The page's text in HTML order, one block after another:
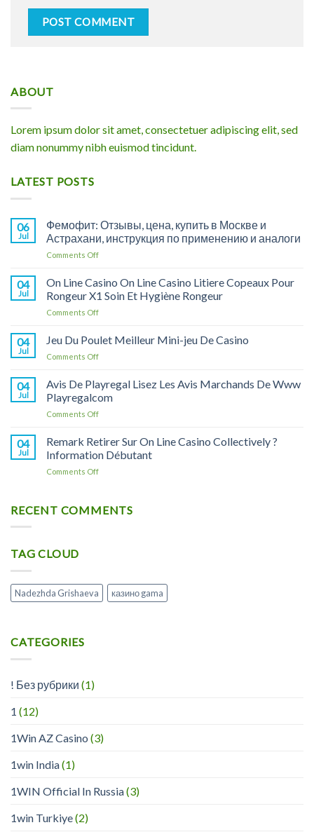
ABOUT
Lorem ipsum dolor sit amet, consectetuer adipiscing elit, sed
diam nonummy nibh euismod tincidunt.
LATEST POSTS
06
Jul
Фемофит: Отзывы, цена, купить в Москве и
Астрахани, инструкция по применению и аналоги
Comments Offon
Отзывы,
цена,
купить
в
и
применению
и
04
Jul
On Line Casino On Line Casino Litiere Copeaux Pour
Rongeur X1 Soin Et Hygiène Rongeur
Comments Offon
Line
Casino
On
Casino
Litiere
X1
Soin
04
Jul
Jeu Du Poulet Meilleur Mini-jeu De Casino
Comments Offon
Poulet
Meilleur
Mini-
De
Casino
04
Jul
Avis De Playregal Lisez Les Avis Marchands De Www
Playregalcom
Comments Offon
De
Playregal
Lisez
Les
De
04
Jul
Remark Retirer Sur On Line Casino Collectively ?
Information Débutant
Comments Offon
Sur
Débutant
RECENT COMMENTS
TAG CLOUD
Nadezhda Grishaeva казино gama
CATEGORIES
! Без рубрики (1)
1 (12)
1Win AZ Casino (3)
1win India(1)
1WIN Official In Russia(3)
1win Turkiye(2)